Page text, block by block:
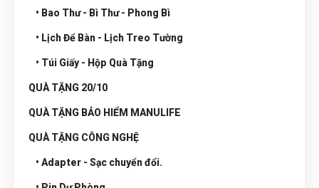
• Bao Thư - Bì Thư - Phong Bì
• Lịch Để Bàn - Lịch Treo Tường
• Túi Giấy - Hộp Quà Tặng
QUÀ TẶNG 20/10
QUÀ TẶNG BẢO HIỂM MANULIFE
QUÀ TẶNG CÔNG NGHỆ
• Adapter - Sạc chuyển đổi.